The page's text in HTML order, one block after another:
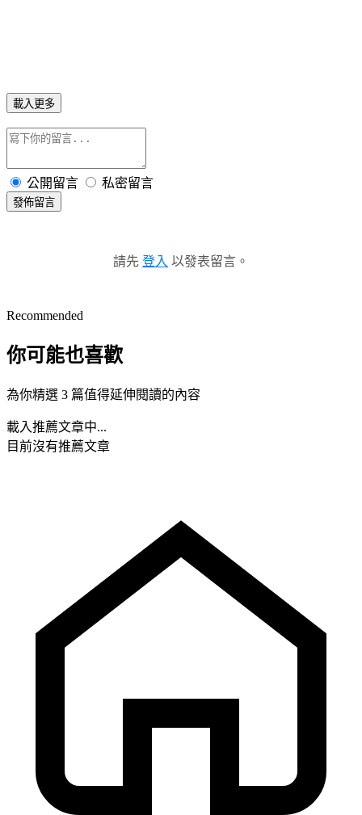
載入更多
公開留言 私密留言
發佈留言
請先 登入 以發表留言。
Recommended
你可能也喜歡
為你精選 3 篇值得延伸閱讀的內容
載入推薦文章中...
目前沒有推薦文章